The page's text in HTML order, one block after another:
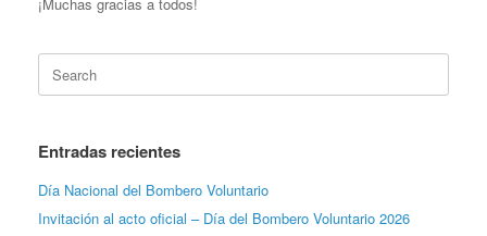
¡Muchas gracias a todos!
for:
Entradas recientes
Día Nacional del Bombero Voluntario
Invitación al acto oficial – Día del Bombero Voluntario 2026